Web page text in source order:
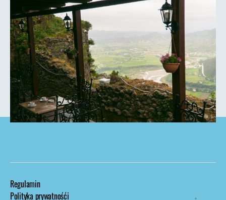
Regulamin
Polityka prywatnośći